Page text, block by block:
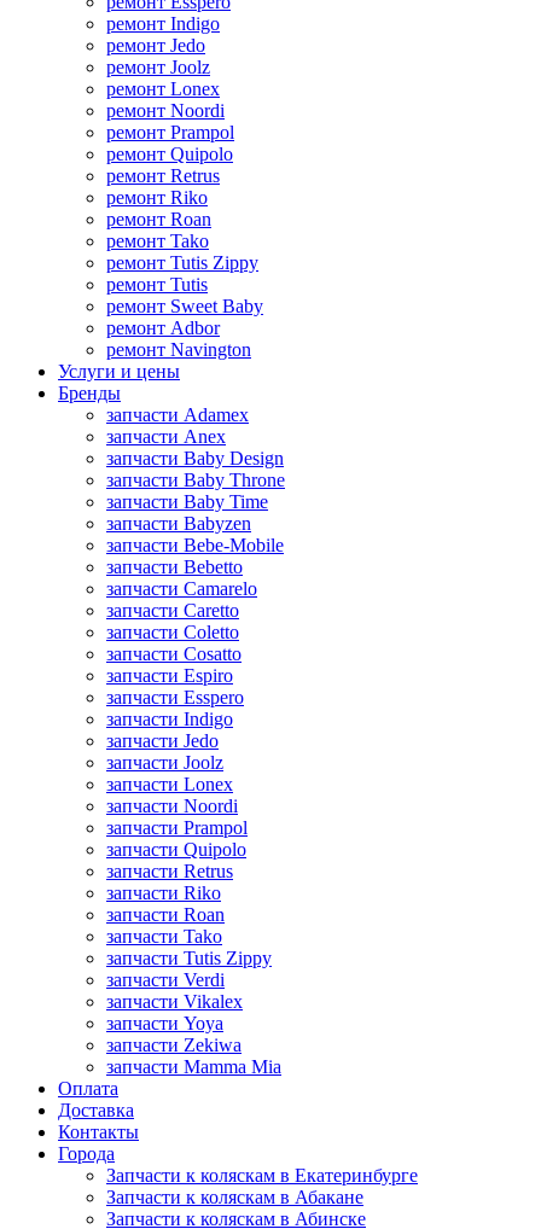
ремонт Indigo
ремонт Jedo
ремонт Joolz
ремонт Lonex
ремонт Noordi
ремонт Prampol
ремонт Quipolo
ремонт Retrus
ремонт Riko
ремонт Roan
ремонт Tako
ремонт Tutis Zippy
ремонт Tutis
ремонт Sweet Baby
ремонт Adbor
ремонт Navington
Услуги и цены
Бренды
запчасти Adamex
запчасти Anex
запчасти Baby Design
запчасти Baby Throne
запчасти Baby Time
запчасти Babyzen
запчасти Bebe-Mobile
запчасти Bebetto
запчасти Camarelo
запчасти Caretto
запчасти Coletto
запчасти Cosatto
запчасти Espiro
запчасти Esspero
запчасти Indigo
запчасти Jedo
запчасти Joolz
запчасти Lonex
запчасти Noordi
запчасти Prampol
запчасти Quipolo
запчасти Retrus
запчасти Riko
запчасти Roan
запчасти Tako
запчасти Tutis Zippy
запчасти Verdi
запчасти Vikalex
запчасти Yoya
запчасти Zekiwa
запчасти Mamma Mia
Оплата
Доставка
Контакты
Города
Запчасти к коляскам в Екатеринбурге
Запчасти к коляскам в Абакане
Запчасти к коляскам в Абинске